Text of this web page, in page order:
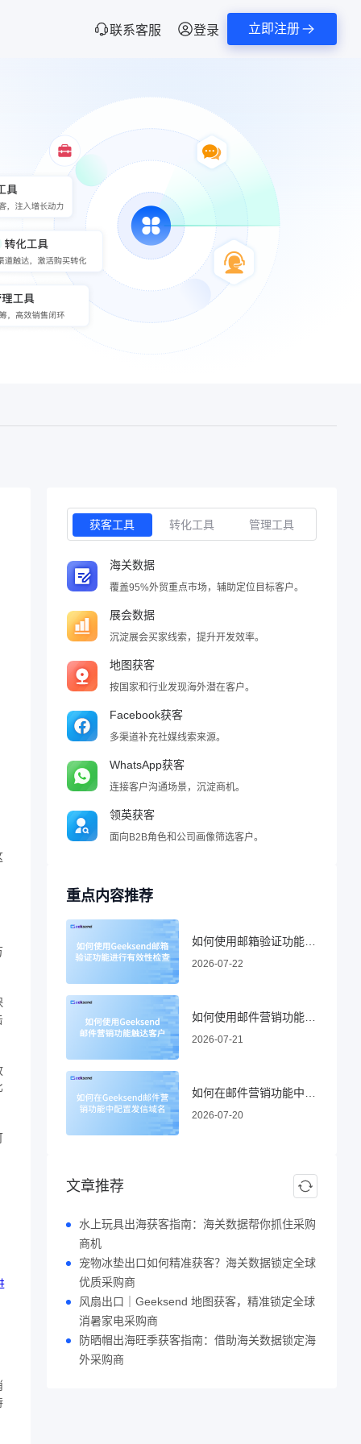
联系客服 登录 立即注册
获客工具 转化工具 管理工具
海关数据
覆盖95%外贸重点市场，辅助定位目标客户。
展会数据
沉淀展会买家线索，提升开发效率。
地图获客
按国家和行业发现海外潜在客户。
Facebook获客
多渠道补充社媒线索来源。
WhatsApp获客
连接客户沟通场景，沉淀商机。
领英获客
面向B2B角色和公司画像筛选客户。
重点内容推荐
2026-07-22
2026-07-21
2026-07-20
文章推荐
水上玩具出海获客指南：海关数据帮你抓住采购
商机
宠物冰垫出口如何精准获客？海关数据锁定全球
优质采购商
风扇出口｜Geeksend 地图获客，精准锁定全球
消暑家电采购商
防晒帽出海旺季获客指南：借助海关数据锁定海
外采购商